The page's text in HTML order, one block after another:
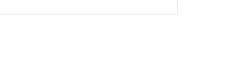
praegu ruumiandmeid mobiilseadmete,
sensorite abil rohkem kui kunagi varem.